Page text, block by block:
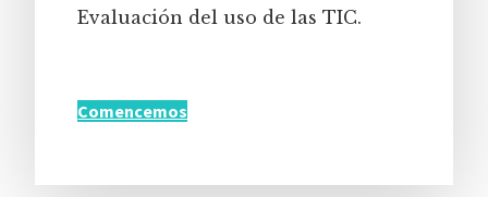
Evaluación del uso de las TIC.
Comencemos